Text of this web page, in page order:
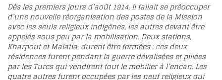
Dès les premiers jours d’août 1914, il fallait se préoccuper
d’une nouvelle réorganisation des postes de la Mission
avec les seuls religieux indigènes, les autres devant être
appelés sous peu par la mobilisation. Deux stations,
Kharpout et Malatia, durent être fermées : ces deux
résidences furent pendant la guerre dévalisées et pillées
par les Turcs qui vendirent tout le mobilier à l’encan. Les
quatre autres furent occupées par les neuf religieux qui